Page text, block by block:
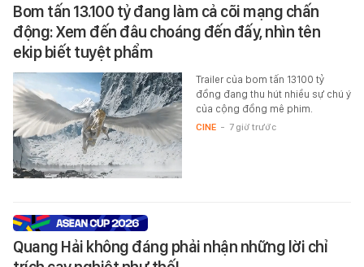
Bom tấn 13.100 tỷ đang làm cả cõi mạng chấn
động: Xem đến đâu choáng đến đấy, nhìn tên
ekip biết tuyệt phẩm
Trailer của bom tấn 13100 tỷ
đồng đang thu hút nhiều sự chú ý
của cộng đồng mê phim.
CINE - 7 giờ trước
Quang Hải không đáng phải nhận những lời chỉ